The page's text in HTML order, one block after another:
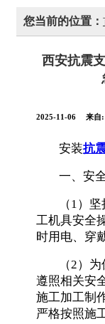
您当前的位置：
西安抗震
2025-11-06 来自:
安装抗
一、安
（1）
工机具安全
时用电、穿
（2）
遵照相关安
施工加工制
严格按照施